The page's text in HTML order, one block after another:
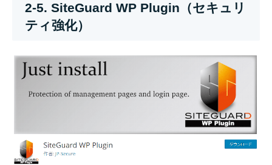
2-5. SiteGuard WP Plugin（セキュリ
ティ強化）